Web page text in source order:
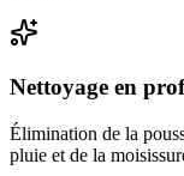
Nettoyage en
Élimination de la
pluie et de la